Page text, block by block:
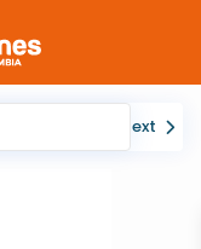
Next